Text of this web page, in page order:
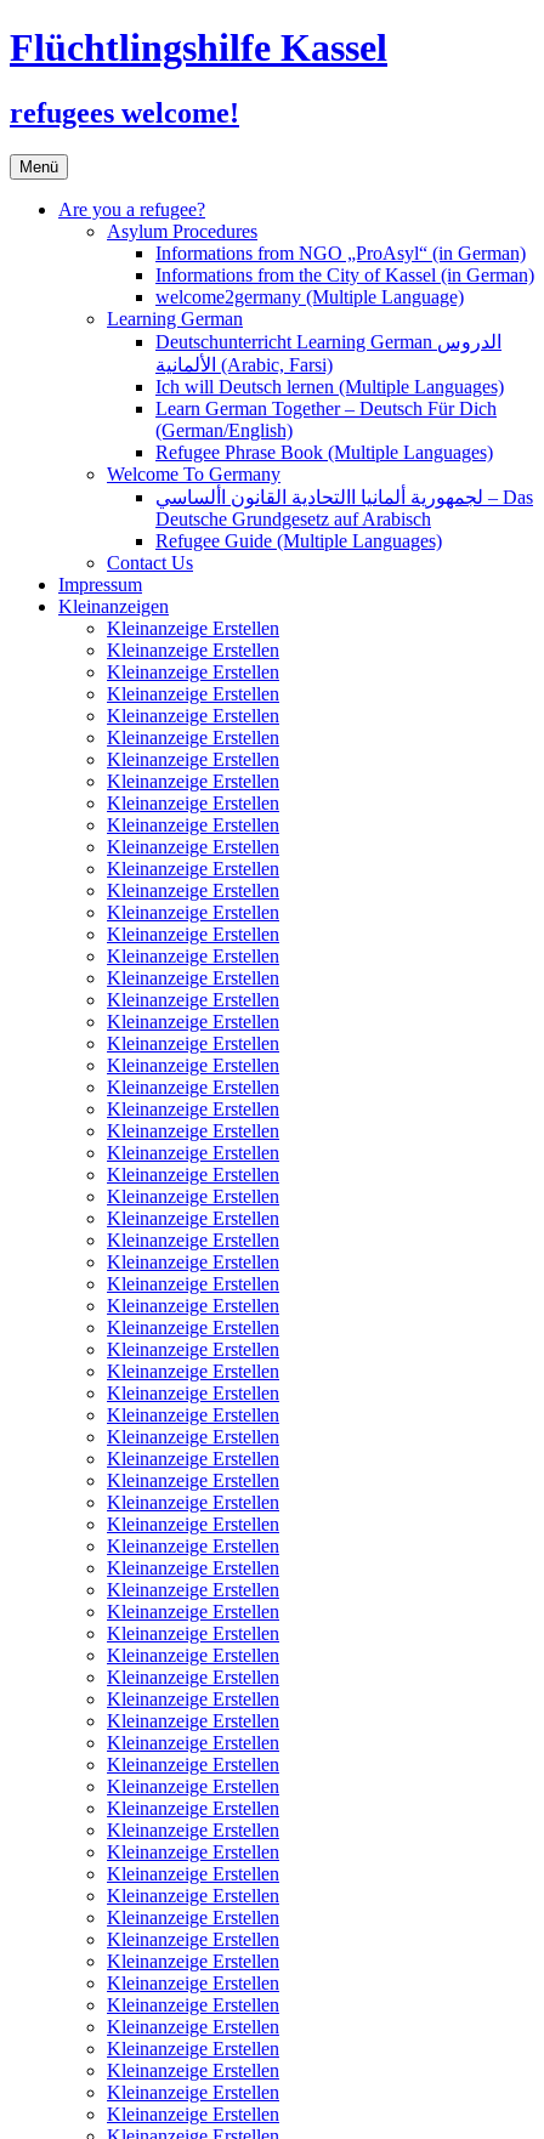
Flüchtlingshilfe Kassel
refugees welcome!
Menü Zum
Inhalt
springen
Are you a refugee?
Asylum Procedures
Informations from NGO „ProAsyl“ (in German)
Informations from the City of Kassel (in German)
welcome2germany (Multiple Language)
Learning German
Deutschunterricht Learning German الدروس
الألمانية (Arabic, Farsi)
Ich will Deutsch lernen (Multiple Languages)
Learn German Together – Deutsch Für Dich
(German/English)
Refugee Phrase Book (Multiple Languages)
Welcome To Germany
لجمهورية ألمانيا االتحادية القانون األساسي – Das
Deutsche Grundgesetz auf Arabisch
Refugee Guide (Multiple Languages)
Contact Us
Impressum
Kleinanzeigen
Kleinanzeige Erstellen
Kleinanzeige Erstellen
Kleinanzeige Erstellen
Kleinanzeige Erstellen
Kleinanzeige Erstellen
Kleinanzeige Erstellen
Kleinanzeige Erstellen
Kleinanzeige Erstellen
Kleinanzeige Erstellen
Kleinanzeige Erstellen
Kleinanzeige Erstellen
Kleinanzeige Erstellen
Kleinanzeige Erstellen
Kleinanzeige Erstellen
Kleinanzeige Erstellen
Kleinanzeige Erstellen
Kleinanzeige Erstellen
Kleinanzeige Erstellen
Kleinanzeige Erstellen
Kleinanzeige Erstellen
Kleinanzeige Erstellen
Kleinanzeige Erstellen
Kleinanzeige Erstellen
Kleinanzeige Erstellen
Kleinanzeige Erstellen
Kleinanzeige Erstellen
Kleinanzeige Erstellen
Kleinanzeige Erstellen
Kleinanzeige Erstellen
Kleinanzeige Erstellen
Kleinanzeige Erstellen
Kleinanzeige Erstellen
Kleinanzeige Erstellen
Kleinanzeige Erstellen
Kleinanzeige Erstellen
Kleinanzeige Erstellen
Kleinanzeige Erstellen
Kleinanzeige Erstellen
Kleinanzeige Erstellen
Kleinanzeige Erstellen
Kleinanzeige Erstellen
Kleinanzeige Erstellen
Kleinanzeige Erstellen
Kleinanzeige Erstellen
Kleinanzeige Erstellen
Kleinanzeige Erstellen
Kleinanzeige Erstellen
Kleinanzeige Erstellen
Kleinanzeige Erstellen
Kleinanzeige Erstellen
Kleinanzeige Erstellen
Kleinanzeige Erstellen
Kleinanzeige Erstellen
Kleinanzeige Erstellen
Kleinanzeige Erstellen
Kleinanzeige Erstellen
Kleinanzeige Erstellen
Kleinanzeige Erstellen
Kleinanzeige Erstellen
Kleinanzeige Erstellen
Kleinanzeige Erstellen
Kleinanzeige Erstellen
Kleinanzeige Erstellen
Kleinanzeige Erstellen
Kleinanzeige Erstellen
Kleinanzeige Erstellen
Kleinanzeige Erstellen
Kleinanzeige Erstellen
Kleinanzeige Erstellen